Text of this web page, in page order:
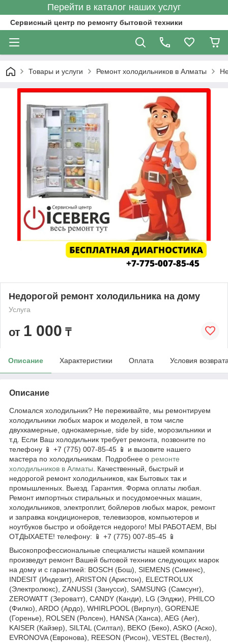
Перейти в каталог наших услуг
Сервисный центр по ремонту бытовой техники
Товары и услуги Ремонт холодильников в Алматы
Недорогой ремонт холодильника на дому
Услуга
от 1 000 ₸
Описание Характеристики Оплата Условия
Описание
Сломался холодильник? Не переживайте, мы ремонтируем
холодильники любых марок и моделей, в том числе
двухкамерные, однокамерные, side by side, морозильники и
т.д. Если Ваш холодильник требует ремонта, позвоните по
телефону 📱 +7 (775) 007-85-45 📱 и вызовите нашего
мастера по холодильникам. Подробнее о ремонте
холодильников в Алматы . Качественный, быстрый и
недорогой ремонт холодильников, как Бытовых так и
промышленных. Выезд. Гарантия. Форма оплаты любая.
Ремонт импортных стиральных и посудомоечных машин,
холодильников, электроплит, бойлеров любых марок, ремонт
и заправка кондиционеров, телевизоров, компьютеров и
ноутбуков быстро и обойдется недорого! МЫ РАБОТАЕМ, ВЫ
ОТДЫХАЕТЕ! телефону: 📱 +7 (775) 007-85-45 📱
Высокопрофессиональные специалисты нашей компании
произведут ремонт Вашей бытовой техники следующих марок
на дому и с гарантией: BOSCH (Бош), SIEMENS (Сименс),
INDESIT (Индезит), ARISTON (Аристон), ELECTROLUX
(Электролюкс), ZANUSSI (Занусси), SAMSUNG (Самсунг),
ZEROWATT (Зероватт), CANDY (Канди), LG (Элджи), PHILCO
(Филко), ARDO (Ардо), WHIRLPOOL (Вирпул), GORENJE
(Горенье), ROLSEN (Ролсен), HANSA (Ханса), AEG (Аег),
KAISER (Кайзер), SILTAL (Силтал), BEKO (Беко), ASKO (Аско),
EVRONOVA (Евронова), REESON (Рисон), VESTEL (Вестел),